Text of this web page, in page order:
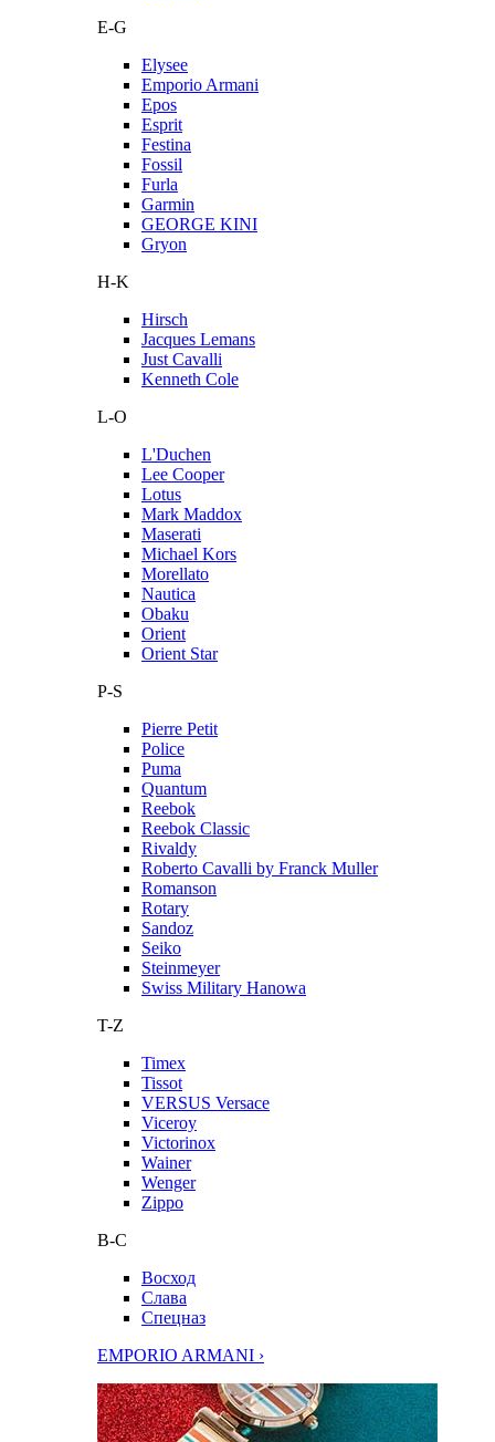
E-G
Elysee
Emporio Armani
Epos
Esprit
Festina
Fossil
Furla
Garmin
GEORGE KINI
Gryon
H-K
Hirsch
Jacques Lemans
Just Cavalli
Kenneth Cole
L-O
L'Duchen
Lee Cooper
Lotus
Mark Maddox
Maserati
Michael Kors
Morellato
Nautica
Obaku
Orient
Orient Star
P-S
Pierre Petit
Police
Puma
Quantum
Reebok
Reebok Classic
Rivaldy
Roberto Cavalli by Franck Muller
Romanson
Rotary
Sandoz
Seiko
Steinmeyer
Swiss Military Hanowa
T-Z
Timex
Tissot
VERSUS Versace
Viceroy
Victorinox
Wainer
Wenger
Zippo
В-С
Восход
Слава
Спецназ
EMPORIO ARMANI ›